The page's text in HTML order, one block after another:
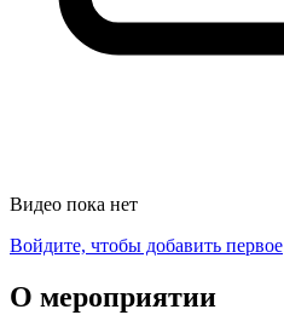
Видео пока нет
Войдите, чтобы добавить первое
О мероприятии